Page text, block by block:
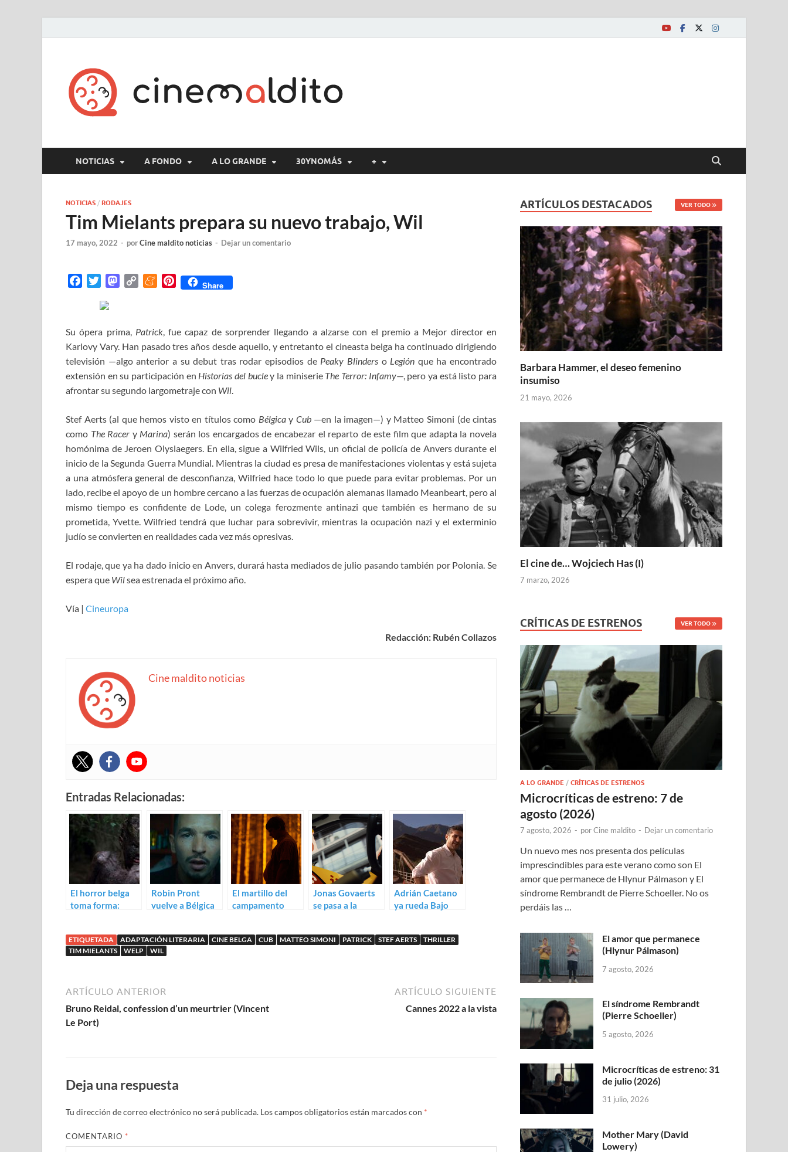
NOTICIAS A FONDO A LO GRANDE 30YNOMÁS +
NOTICIAS / RODAJES
Tim Mielants prepara su nuevo trabajo, Wil
17 mayo, 2022 - porCine maldito noticias - Dejar un comentario
b
o
o
k
i
t
e
r
M
o
d
o
n
L
n
k
M
a
m
e
P
e
r
e
s
t
Share
Su ópera prima, Patrick, fue capaz de sorprender llegando a alzarse con el premio a Mejor director en
Karlovy Vary. Han pasado tres años desde aquello, y entretanto el cineasta belga ha continuado dirigiendo
televisión —algo anterior a su debut tras rodar episodios de Peaky Blinderso Legión que ha encontrado
extensión en su participación en Historias del bucley la miniserie The Terror: Infamy—, pero ya está listo para
afrontar su segundo largometraje con Wil.
Stef Aerts (al que hemos visto en títulos como Bélgicay Cub —en la imagen—) y Matteo Simoni (de cintas
como The Racer y Marina) serán los encargados de encabezar el reparto de este film que adapta la novela
homónima de Jeroen Olyslaegers. En ella, sigue a Wilfried Wils, un oficial de policía de Anvers durante el
inicio de la Segunda Guerra Mundial. Mientras la ciudad es presa de manifestaciones violentas y está sujeta
a una atmósfera general de desconfianza, Wilfried hace todo lo que puede para evitar problemas. Por un
lado, recibe el apoyo de un hombre cercano a las fuerzas de ocupación alemanas llamado Meanbeart, pero al
mismo tiempo es confidente de Lode, un colega ferozmente antinazi que también es hermano de su
prometida, Yvette. Wilfried tendrá que luchar para sobrevivir, mientras la ocupación nazi y el exterminio
judío se convierten en realidades cada vez más opresivas.
El rodaje, que ya ha dado inicio en Anvers, durará hasta mediados de julio pasando también por Polonia. Se
espera que Wilsea estrenada el próximo año.
Vía | Cineuropa
Redacción: Rubén Collazos
Cine maldito noticias
Entradas Relacionadas:
El horror belga
toma forma:
Robin Pront
vuelve a Bélgica
El martillo del
campamento
de Tim Mielants
Jonas Govaerts
se pasa a la
H4Z4RD
Adrián Caetano
ya rueda Bajo
ETIQUETADA ADAPTACIÓN LITERARIA CINE BELGA CUB MATTEO SIMONI PATRICK STEF AERTS
THRILLER
TIM MIELANTS
WELP WIL
ARTÍCULO ANTERIOR
Bruno Reidal, confession d’un meurtrier (Vincent
Le Port)
ARTÍCULO SIGUIENTE
Cannes 2022 a la vista
Deja una respuesta
Tu dirección de correo electrónico no será publicada. Los campos obligatorios están marcados con *
COMENTARIO *
ARTÍCULOS DESTACADOS VER TODO
Barbara Hammer, el deseo femenino
insumiso
21 mayo, 2026
El cine de… Wojciech Has (I)
7 marzo, 2026
CRÍTICAS DE ESTRENOS VER TODO
A LO GRANDE /CRÍTICAS DE ESTRENOS
Microcríticas de estreno: 7 de
agosto (2026)
7 agosto, 2026 - porCine maldito - Dejar un comentario
Un nuevo mes nos presenta dos películas
imprescindibles para este verano como son El
amor que permanece de Hlynur Pálmason y El
síndrome Rembrandt de Pierre Schoeller. No os
perdáis las …
El amor que permanece
(Hlynur Pálmason)
7 agosto, 2026
El síndrome Rembrandt
(Pierre Schoeller)
5 agosto, 2026
Microcríticas de estreno: 31
de julio (2026)
31 julio, 2026
Mother Mary (David
Lowery)